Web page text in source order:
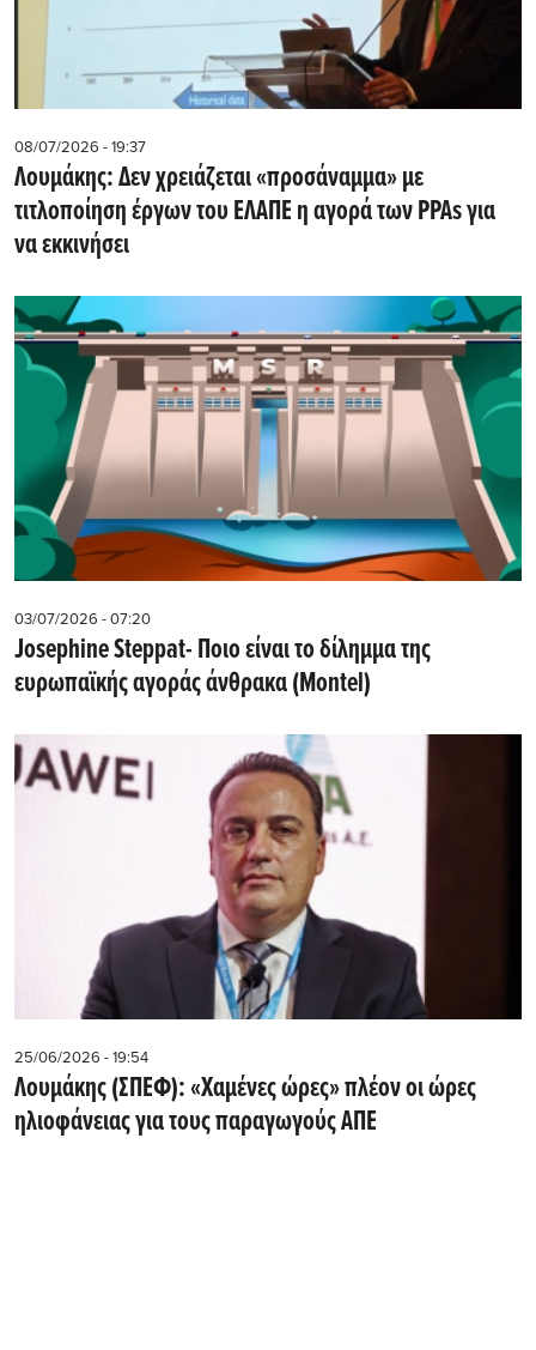
08/07/2026 - 19:37
Λουμάκης: Δεν χρειάζεται «προσάναμμα» με
τιτλοποίηση έργων του ΕΛΑΠΕ η αγορά των PPAs για
να εκκινήσει
03/07/2026 - 07:20
Josephine Steppat- Ποιο είναι το δίλημμα της
ευρωπαϊκής αγοράς άνθρακα (Montel)
25/06/2026 - 19:54
Λουμάκης (ΣΠΕΦ): «Χαμένες ώρες» πλέον οι ώρες
ηλιοφάνειας για τους παραγωγούς ΑΠΕ